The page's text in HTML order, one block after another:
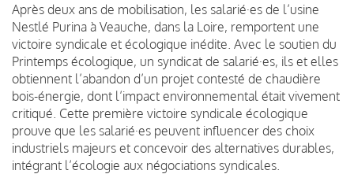
Après deux ans de mobilisation, les salarié·es de l’usine
Nestlé Purina à Veauche, dans la Loire, remportent une
victoire syndicale et écologique inédite. Avec le soutien du
Printemps écologique, un syndicat de salarié·es, ils et elles
obtiennent l’abandon d’un projet contesté de chaudière
bois-énergie, dont l’impact environnemental était vivement
critiqué. Cette première victoire syndicale écologique
prouve que les salarié·es peuvent influencer des choix
industriels majeurs et concevoir des alternatives durables,
intégrant l’écologie aux négociations syndicales.